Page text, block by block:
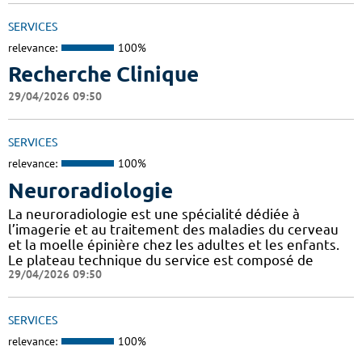
SERVICES
relevance: 100%
Recherche Clinique
29/04/2026 09:50
SERVICES
relevance: 100%
Neuroradiologie
La neuroradiologie est une spécialité dédiée à
l’imagerie et au traitement des maladies du cerveau
et la moelle épinière chez les adultes et les enfants.
Le plateau technique du service est composé de
29/04/2026 09:50
SERVICES
relevance: 100%